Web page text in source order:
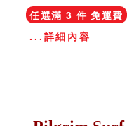
任選滿 3 件 免運費
...詳細內容